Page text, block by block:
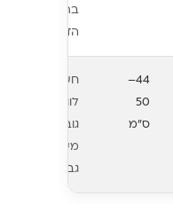
ברוב
הדגמים
44–
50
ס"מ
חשוב
לוודא
גובה
משענת
גב גבוה